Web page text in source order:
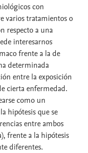
con
varios tratamientos o
respecto a una
interesarnos
frente a la de
determinada
entre la exposición
cierta enfermedad.
como un
hipótesis que se
entre ambos
), frente a la hipótesis
diferentes.